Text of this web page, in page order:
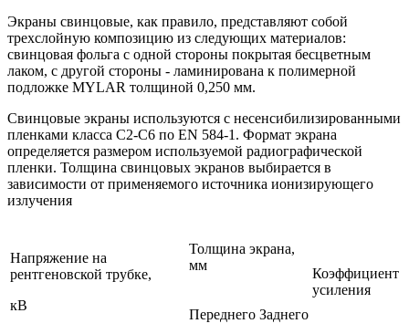
Экраны свинцовые, как правило, представляют собой
трехслойную композицию из следующих материалов:
свинцовая фольга с одной стороны покрытая бесцветным
лаком, с другой стороны - ламинирована к полимерной
подложке MYLAR толщиной 0,250 мм.
Свинцовые экраны используются с несенсибилизированными
пленками класса С2-С6 по EN 584-1. Формат экрана
определяется размером используемой радиографической
пленки. Толщина свинцовых экранов выбирается в
зависимости от применяемого источника ионизирующего
излучения
Напряжение на
рентгеновской трубке,
кВ
Толщина экрана,
мм
Коэффициент
усиления
Переднего Заднего